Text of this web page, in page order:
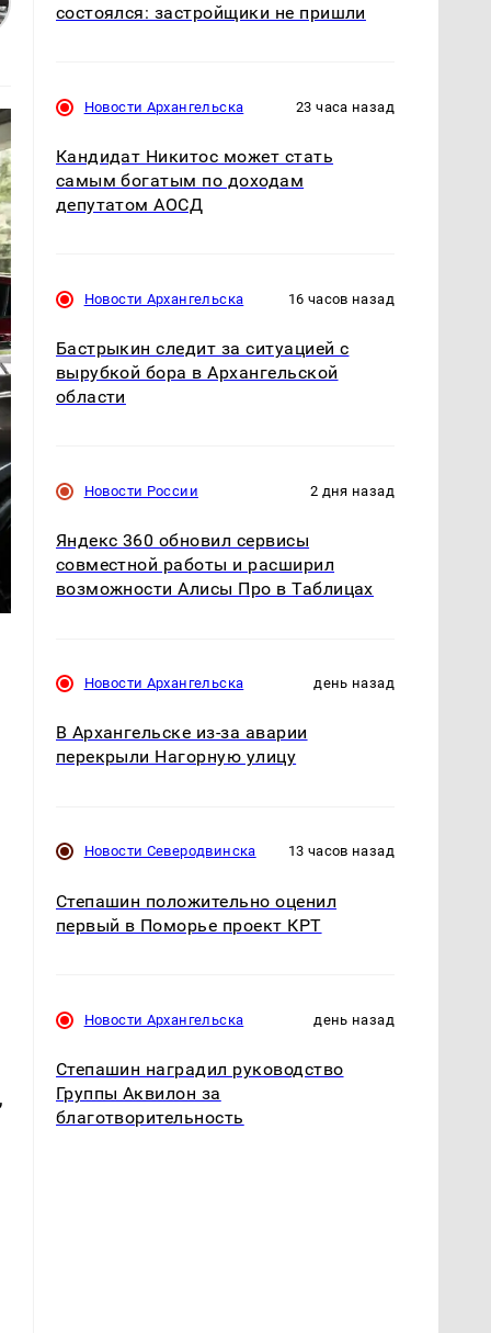
состоялся: застройщики не пришли
Новости Архангельска 23 часа назад
Кандидат Никитос может стать
самым богатым по доходам
депутатом АОСД
Новости Архангельска 16 часов назад
Бастрыкин следит за ситуацией с
вырубкой бора в Архангельской
области
Новости России 2 дня назад
Яндекс 360 обновил сервисы
совместной работы и расширил
возможности Алисы Про в Таблицах
Новости Архангельска день назад
В Архангельске из-за аварии
перекрыли Нагорную улицу
Новости Северодвинска 13 часов назад
Степашин положительно оценил
первый в Поморье проект КРТ
Новости Архангельска день назад
Степашин наградил руководство
Группы Аквилон за
благотворительность